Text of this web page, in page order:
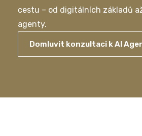
cestu – od digitálních základů
agenty.
Domluvit konzultaci k AI